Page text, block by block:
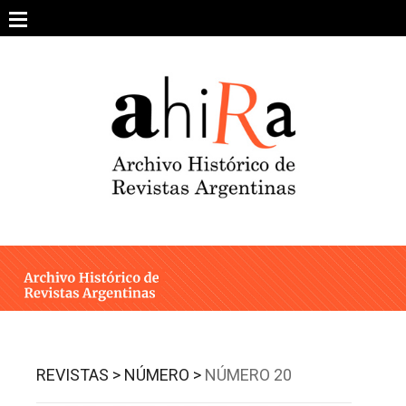
content
ARCHIVO DE REVISTAS
ESTUDIOS CRÍTICOS
INTEGRANTES
REVISTAS > NÚMERO > NÚMERO 20